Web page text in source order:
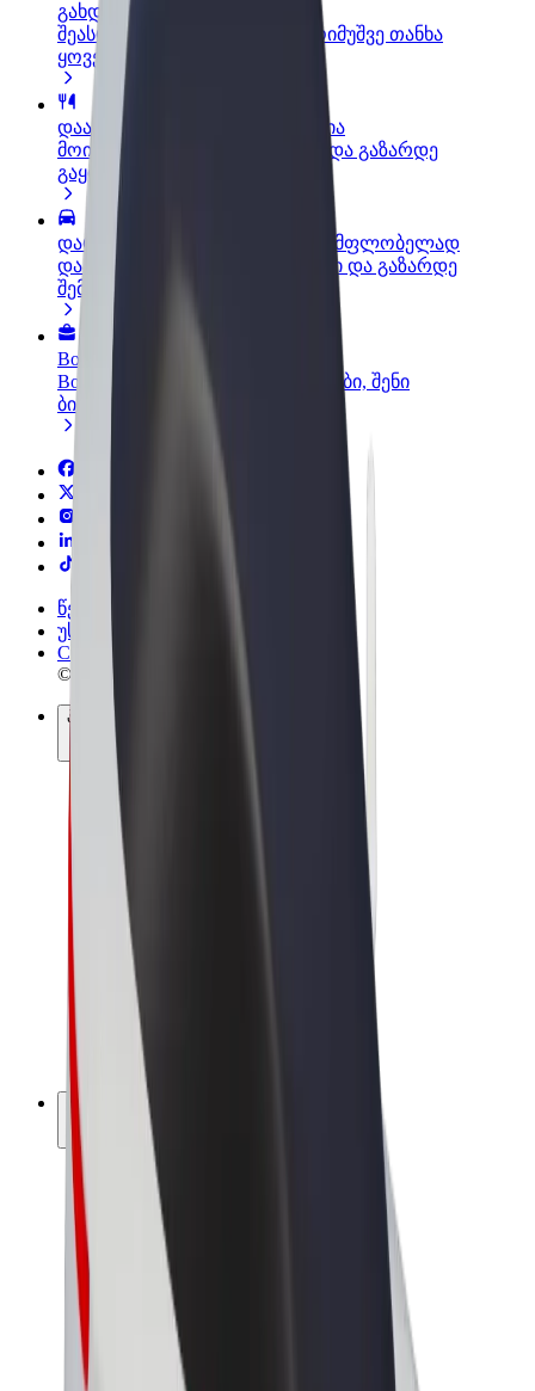
გახდი კურიერი
შეასრულე შეკვეთები და გამოიმუშვე თანხა
ყოველკვირეულად
დაამატე რესტორანი ან მაღაზია
მოიზიდე მეტი მომხმარებელი და გაზარდე
გაყიდვები
დარეგისტრირდი ავტოპარკის მფლობელად
დაამატე შენი ავტოპარკი Bolt-ში და გაზარდე
შემოსავალი
Bolt ბიზნესისთვის
Bolt-ის პროდუქტები და სერვისები, შენი
ბიზნესისთვის
წესები და პირობები
უსაფრთხოება
Cookies
© 2026 Bolt Technology OÜ
პროდუქტები
მგზავრობები
სკუტერები
Bolt Market
Bolt Food
Bolt Drive
Bolt ბიზნესისთვის
ელ. ბაიკი
Bolt Plus
გამოიმუშავე Bolt-თან ერთად
მძღოლები
მძღოლის შემოსავლები
კურიერები
კურიერის შემოსავლები
Bolt Food პარტნიორები
ავტოპარკები